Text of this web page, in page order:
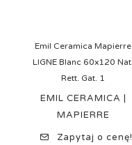
Emil Ceramica Mapierre
LIGNE Blanc 60x120 Nat.
Rett. Gat. 1
EMIL CERAMICA |
MAPIERRE
Zapytaj o cenę!